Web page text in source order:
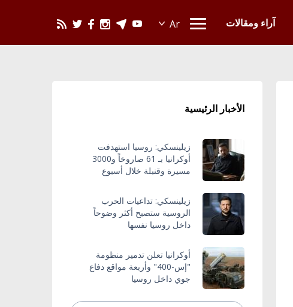
آراء ومقالات
الأخبار الرئيسية
زيلينسكي: روسيا استهدفت
أوكرانيا بـ 61 صاروخاً و3000
مسيرة وقنبلة خلال أسبوع
زيلينسكي: تداعيات الحرب
الروسية ستصبح أكثر وضوحاً
داخل روسيا نفسها
أوكرانيا تعلن تدمير منظومة
"إس-400" وأربعة مواقع دفاع
جوي داخل روسيا